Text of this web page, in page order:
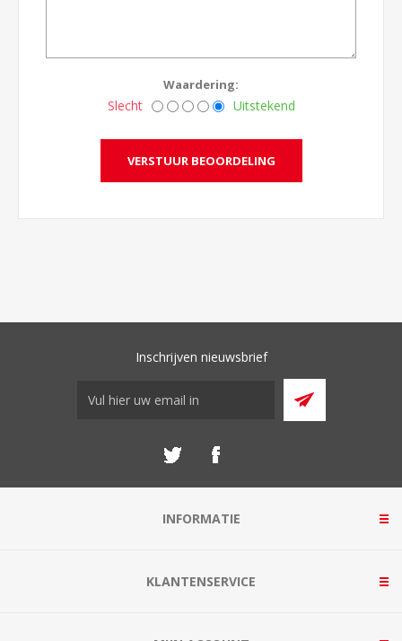
Waardering:
Slecht Uitstekend
Inschrijven nieuwsbrief
INFORMATIE
KLANTENSERVICE